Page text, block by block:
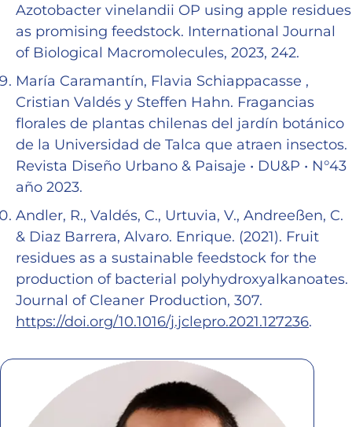
Azotobacter vinelandii OP using apple residues
as promising feedstock. International Journal
of Biological Macromolecules, 2023, 242.
María Caramantín, Flavia Schiappacasse ,
Cristian Valdés y Steffen Hahn. Fragancias
florales de plantas chilenas del jardín botánico
de la Universidad de Talca que atraen insectos.
Revista Diseño Urbano & Paisaje • DU&P • N°43
año 2023.
Andler, R., Valdés, C., Urtuvia, V., Andreeßen, C.
& Diaz Barrera, Alvaro. Enrique. (2021). Fruit
residues as a sustainable feedstock for the
production of bacterial polyhydroxyalkanoates.
Journal of Cleaner Production, 307.
https://doi.org/10.1016/j.jclepro.2021.127236.